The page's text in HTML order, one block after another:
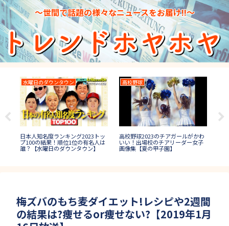
～世間で話題の様々なニュースをお届け!!～
水曜日のダウンタウン
日本人知名度ランキング2023トッ
プ100の結果！順位1位の有名人は
誰？【水曜日のダウンタウン】
高校野球
高校野球2023のチアガールがかわ
いい！出場校のチアリーダー女子
画像集【夏の甲子園】
梅ズバのもち麦ダイエット!レシピや2週間
の結果は?痩せるor痩せない?【2019年1月